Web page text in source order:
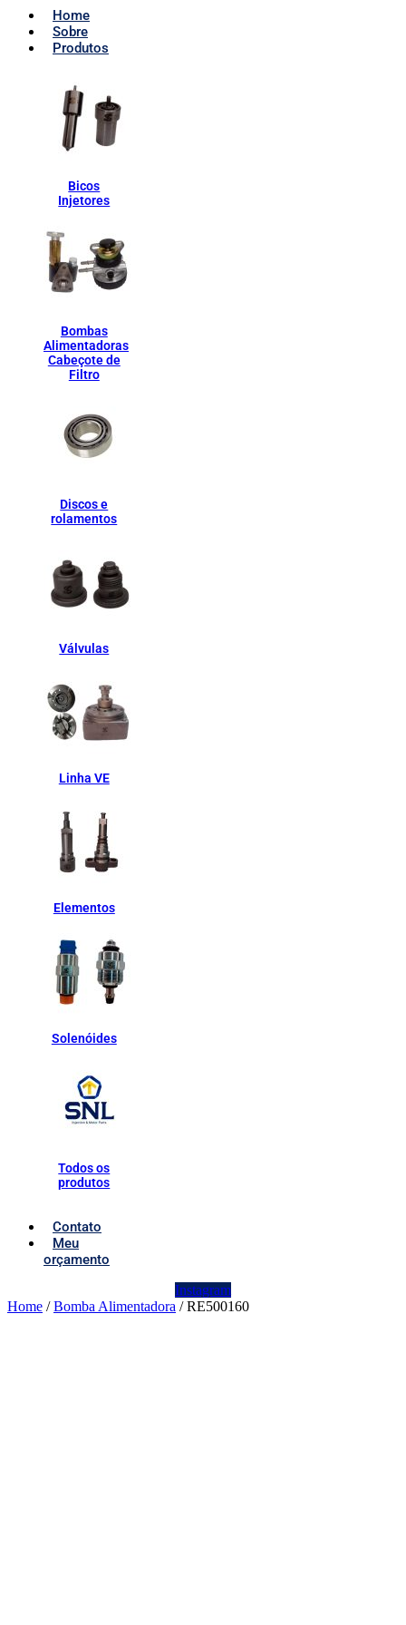
Home
Sobre
Produtos
Bicos
Injetores
Bombas
Alimentadoras
Cabeçote de
Filtro
Discos e
rolamentos
Válvulas
Linha VE
Elementos
Solenóides
Todos os
produtos
Contato
Meu
orçamento
Instagram
Home /Bomba Alimentadora / RE500160